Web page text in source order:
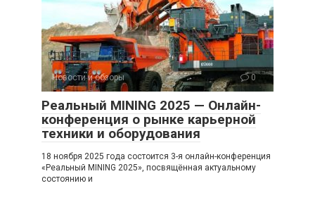
Новости и обзоры 0
Реальный MINING 2025 — Онлайн-
конференция о рынке карьерной
техники и оборудования
18 ноября 2025 года состоится 3-я онлайн-конференция
«Реальный MINING 2025», посвящённая актуальному
состоянию и